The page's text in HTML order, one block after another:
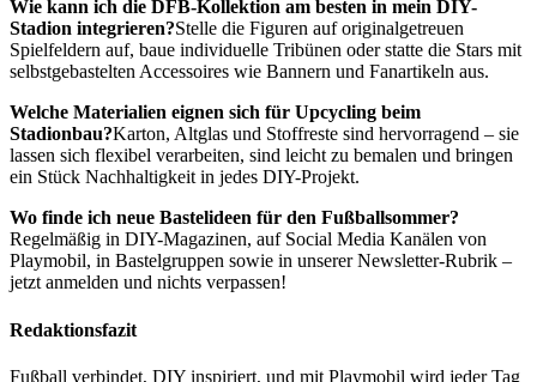
Wie kann ich die DFB-Kollektion am besten in mein DIY-
Stadion integrieren?Stelle die Figuren auf originalgetreuen
Spielfeldern auf, baue individuelle Tribünen oder statte die Stars mit
selbstgebastelten Accessoires wie Bannern und Fanartikeln aus.
Welche Materialien eignen sich für Upcycling beim
Stadionbau?Karton, Altglas und Stoffreste sind hervorragend – sie
lassen sich flexibel verarbeiten, sind leicht zu bemalen und bringen
ein Stück Nachhaltigkeit in jedes DIY-Projekt.
Wo finde ich neue Bastelideen für den Fußballsommer?
Regelmäßig in DIY-Magazinen, auf Social Media Kanälen von
Playmobil, in Bastelgruppen sowie in unserer Newsletter-Rubrik –
jetzt anmelden und nichts verpassen!
Redaktionsfazit
Fußball verbindet, DIY inspiriert, und mit Playmobil wird jeder Tag